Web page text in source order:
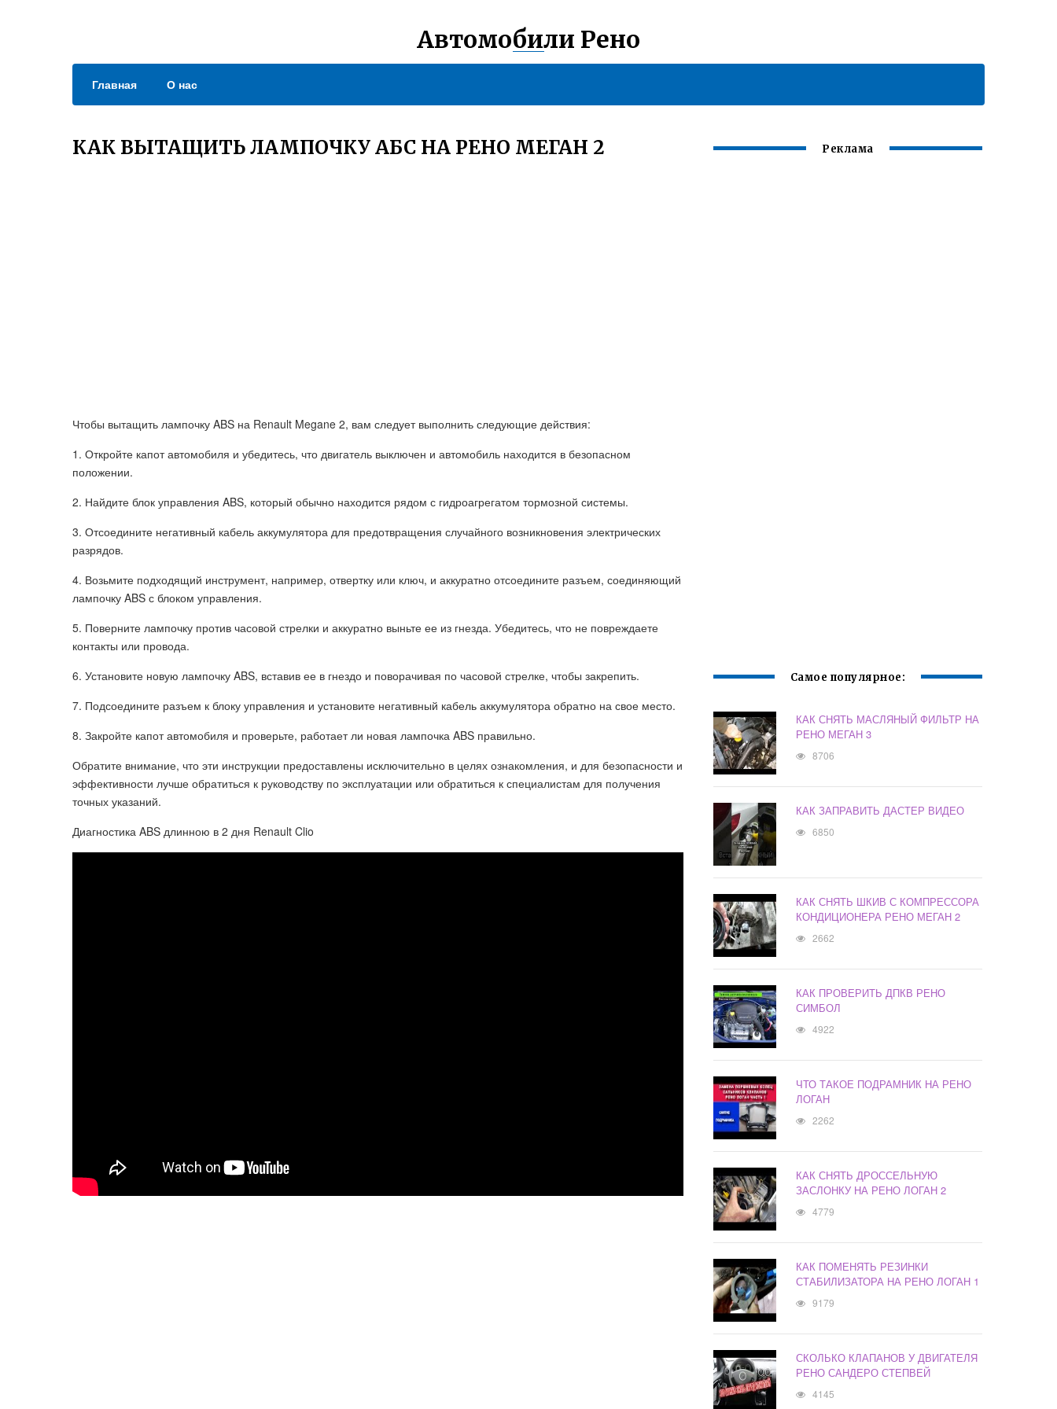
Автомобили Рено
Главная О нас
КАК ВЫТАЩИТЬ ЛАМПОЧКУ АБС НА РЕНО МЕГАН 2
Чтобы вытащить лампочку ABS на Renault Megane 2, вам следует выполнить следующие действия:
1. Откройте капот автомобиля и убедитесь, что двигатель выключен и автомобиль находится в безопасном
положении.
2. Найдите блок управления ABS, который обычно находится рядом с гидроагрегатом тормозной системы.
3. Отсоедините негативный кабель аккумулятора для предотвращения случайного возникновения электрических
разрядов.
4. Возьмите подходящий инструмент, например, отвертку или ключ, и аккуратно отсоедините разъем, соединяющий
лампочку ABS с блоком управления.
5. Поверните лампочку против часовой стрелки и аккуратно выньте ее из гнезда. Убедитесь, что не повреждаете
контакты или провода.
6. Установите новую лампочку ABS, вставив ее в гнездо и поворачивая по часовой стрелке, чтобы закрепить.
7. Подсоедините разъем к блоку управления и установите негативный кабель аккумулятора обратно на свое место.
8. Закройте капот автомобиля и проверьте, работает ли новая лампочка ABS правильно.
Обратите внимание, что эти инструкции предоставлены исключительно в целях ознакомления, и для безопасности и
эффективности лучше обратиться к руководству по эксплуатации или обратиться к специалистам для получения
точных указаний.
Диагностика ABS длинною в 2 дня Renault Clio
Реклама
Самое популярное:
КАК СНЯТЬ МАСЛЯНЫЙ ФИЛЬТР НА
РЕНО МЕГАН 3
8706
КАК ЗАПРАВИТЬ ДАСТЕР ВИДЕО
6850
КАК СНЯТЬ ШКИВ С КОМПРЕССОРА
КОНДИЦИОНЕРА РЕНО МЕГАН 2
2662
КАК ПРОВЕРИТЬ ДПКВ РЕНО
СИМБОЛ
4922
ЧТО ТАКОЕ ПОДРАМНИК НА РЕНО
ЛОГАН
2262
КАК СНЯТЬ ДРОССЕЛЬНУЮ
ЗАСЛОНКУ НА РЕНО ЛОГАН 2
4779
КАК ПОМЕНЯТЬ РЕЗИНКИ
СТАБИЛИЗАТОРА НА РЕНО ЛОГАН 1
9179
СКОЛЬКО КЛАПАНОВ У ДВИГАТЕЛЯ
РЕНО САНДЕРО СТЕПВЕЙ
4145